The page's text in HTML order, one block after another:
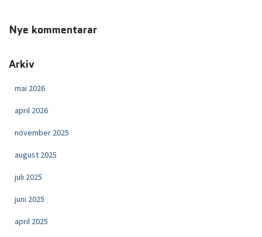
Nye kommentarar
Arkiv
mai 2026
april 2026
november 2025
august 2025
juli 2025
juni 2025
april 2025